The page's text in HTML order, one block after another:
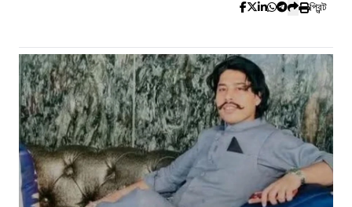
প্রিন্ট